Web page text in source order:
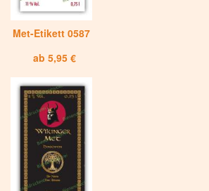
Met-Etikett 0587
ab 5,95 €